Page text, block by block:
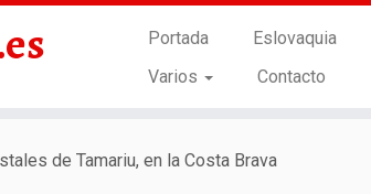
Portada Eslovaquia
Varios
Contacto
de Tamariu, en la Costa Brava